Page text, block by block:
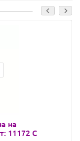
на
11172 C